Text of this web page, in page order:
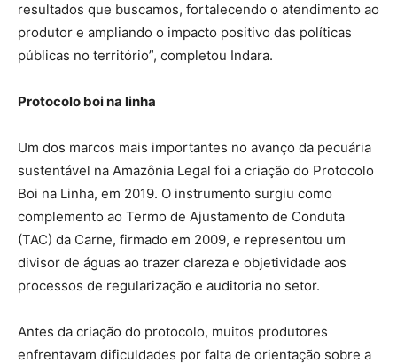
resultados que buscamos, fortalecendo o atendimento ao
produtor e ampliando o impacto positivo das políticas
públicas no território”, completou Indara.
Protocolo boi na linha
Um dos marcos mais importantes no avanço da pecuária
sustentável na Amazônia Legal foi a criação do Protocolo
Boi na Linha, em 2019. O instrumento surgiu como
complemento ao Termo de Ajustamento de Conduta
(TAC) da Carne, firmado em 2009, e representou um
divisor de águas ao trazer clareza e objetividade aos
processos de regularização e auditoria no setor.
Antes da criação do protocolo, muitos produtores
enfrentavam dificuldades por falta de orientação sobre a